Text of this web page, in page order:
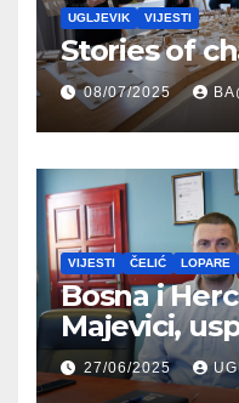
UGLJEVIK VIJESTI
Stories of
08/07/2025
VIJESTI ČELIĆ LOPARE
Bosna i
Majevici,
između
27/06/2025